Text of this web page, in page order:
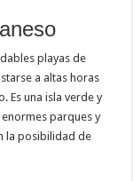
playas de
a altas horas
Es una isla verde y
parques y
la posibilidad de